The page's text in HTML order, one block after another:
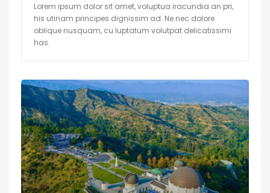
Lorem ipsum dolor sit amet, voluptua iracundia an pri,
his utinam principes dignissim ad. Ne nec dolore
oblique nusquam, cu luptatum volutpat delicatissimi
has.